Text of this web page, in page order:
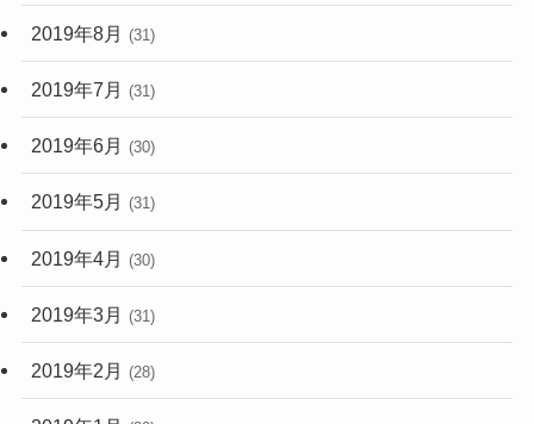
2019年8月 (31)
2019年7月 (31)
2019年6月 (30)
2019年5月 (31)
2019年4月 (30)
2019年3月 (31)
2019年2月 (28)